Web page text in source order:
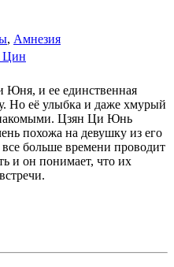
, Амнезия
Юня, и ее единственная
Но её улыбка и даже хмурый
Цзян Ци Юнь
похожа на девушку из его
больше времени проводит
и он понимает, что их